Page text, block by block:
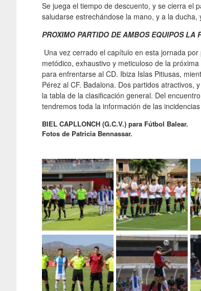
Se juega el tiempo de descuento, y se cierra el
saludarse estrechándose la mano, y a la
PROXIMO PARTIDO DE AMBOS EQUIPOS LA
Una vez cerrado el capítulo en esta jornada
metódico, exhaustivo y meticuloso de la
para enfrentarse al CD. Ibiza Islas Pitiusas,
Pérez al CF. Badalona. Dos partidos atractivos,
la tabla de la clasificación general. Del
tendremos toda la información de las
BIEL CAPLLONCH (G.C.V.) para Fútbol Balear.
Fotos de Patricia Bennassar.